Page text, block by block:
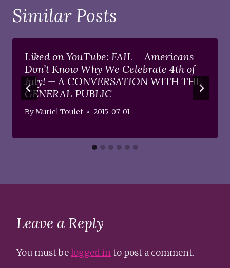
Similar Posts
Liked on YouTube: FAIL – Americans
Don’t Know Why We Celebrate 4th of
July! — A CONVERSATION WITH THE
GENERAL PUBLIC
ByMuriel Toulet 2015-07-01
Leave a Reply
You must belogged into post a comment.